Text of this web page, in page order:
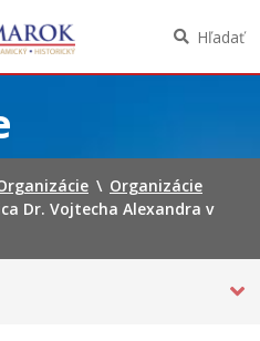
Hľadať
\ Organizácie
Dr. Vojtecha Alexandra v